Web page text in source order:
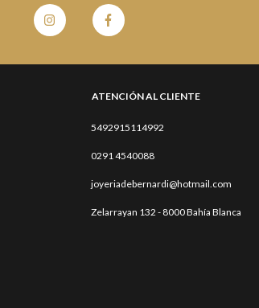
ATENCIÓN AL CLIENTE
5492915114992
0291 4540088
joyeriadebernardi@hotmail.com
Zelarrayan 132 - 8000 Bahía Blanca